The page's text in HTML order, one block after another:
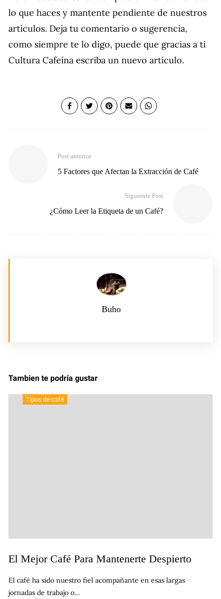
lo que haces y mantente pendiente de nuestros
artículos. Deja tu comentario o sugerencia,
como siempre te lo digo, puede que gracias a ti
Cultura Cafeína escriba un nuevo artículo.
Post anterior
5 Factores que Afectan la Extracción de Café
Siguiente Post
¿Cómo Leer la Etiqueta de un Café?
Buho
Tambien te podría gustar
Tipos de café
El Mejor Café Para Mantenerte Despierto
El café ha sido nuestro fiel acompañante en esas largas
jornadas de trabajo o…